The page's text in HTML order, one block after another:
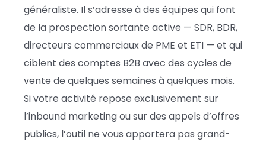
généraliste. Il s’adresse à des équipes qui font
de la prospection sortante active — SDR, BDR,
directeurs commerciaux de PME et ETI — et qui
ciblent des comptes B2B avec des cycles de
vente de quelques semaines à quelques mois.
Si votre activité repose exclusivement sur
l’inbound marketing ou sur des appels d’offres
publics, l’outil ne vous apportera pas grand-